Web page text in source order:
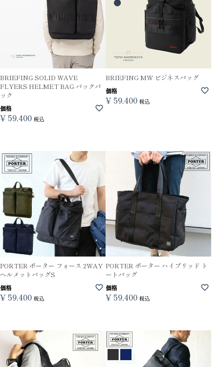
BRIEFING SOLID WAVE
FLYERS HELMET BAG バックパ
ック
価格
¥ 59,400 税込
BRIEFING MW ビジネスバッグ
価格
¥ 59,400 税込
PORTER ポーター フォース 2WAY
ヘルメットバッグS
価格
¥ 59,400 税込
PORTER ポーター ハイブリッド ト
ートバッグ
価格
¥ 59,400 税込